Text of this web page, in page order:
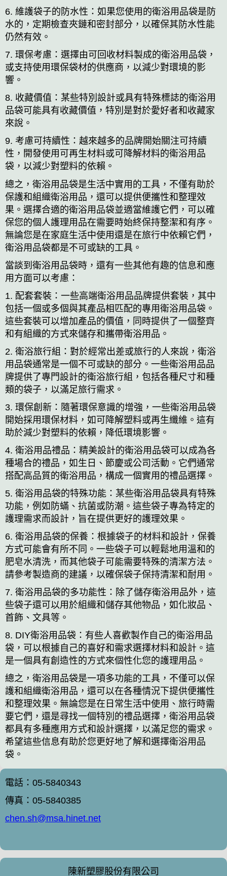
6. 維護袋子的防水性：如果您使用的衛浴用品袋是防
水的，定期檢查夾鏈和密封部分，以確保其防水性能
仍然有效。
7. 環保考慮：選擇由可回收材料製成的衛浴用品袋，
或支持使用環保袋材的供應商，以減少對環境的影
響。
8. 收藏價值：某些特別設計或具有特殊標誌的衛浴用
品袋可能具有收藏價值，特別是對於愛好者和收藏家
來說。
9. 考慮可持續性：越來越多的品牌開始關注可持續
性，開發使用可再生材料或可降解材料的衛浴用品
袋，以減少對塑料的依賴。
總之，衛浴用品袋是生活中實用的工具，不僅有助於
保護和組織衛浴用品，還可以提供便攜性和整理效
果。選擇合適的衛浴用品袋並適當維護它們，可以確
保您的個人護理用品在需要時始終保持整潔和有序。
無論您是在家庭生活中使用還是在旅行中依賴它們，
衛浴用品袋都是不可或缺的工具。
當談到衛浴用品袋時，還有一些其他有趣的信息和應
用方面可以考慮：
1. 配套套裝：一些高端衛浴用品品牌提供套裝，其中
包括一個或多個與其產品相匹配的專用衛浴用品袋。
這些套裝可以增加產品的價值，同時提供了一個整齊
和有組織的方式來儲存和攜帶衛浴用品。
2. 衛浴旅行組：對於經常出差或旅行的人來說，衛浴
用品袋通常是一個不可或缺的部分。一些衛浴用品品
牌提供了專門設計的衛浴旅行組，包括各種尺寸和種
類的袋子，以滿足旅行需求。
3. 環保創新：隨著環保意識的增強，一些衛浴用品袋
開始採用環保材料，如可降解塑料或再生纖維。這有
助於減少對塑料的依賴，降低環境影響。
4. 衛浴用品禮品：精美設計的衛浴用品袋可以成為各
種場合的禮品，如生日、節慶或公司活動。它們通常
搭配高品質的衛浴用品，構成一個實用的禮品選擇。
5. 衛浴用品袋的特殊功能：某些衛浴用品袋具有特殊
功能，例如防蟎、抗菌或防潮。這些袋子專為特定的
護理需求而設計，旨在提供更好的護理效果。
6. 衛浴用品袋的保養：根據袋子的材料和設計，保養
方式可能會有所不同。一些袋子可以輕鬆地用溫和的
肥皂水清洗，而其他袋子可能需要特殊的清潔方法。
請參考製造商的建議，以確保袋子保持清潔和耐用。
7. 衛浴用品袋的多功能性：除了儲存衛浴用品外，這
些袋子還可以用於組織和儲存其他物品，如化妝品、
首飾、文具等。
8. DIY衛浴用品袋：有些人喜歡製作自己的衛浴用品
袋，可以根據自己的喜好和需求選擇材料和設計。這
是一個具有創造性的方式來個性化您的護理用品。
總之，衛浴用品袋是一項多功能的工具，不僅可以保
護和組織衛浴用品，還可以在各種情況下提供便攜性
和整理效果。無論您是在日常生活中使用、旅行時需
要它們，還是尋找一個特別的禮品選擇，衛浴用品袋
都具有多種應用方式和設計選擇，以滿足您的需求。
希望這些信息有助於您更好地了解和選擇衛浴用品
袋。
電話：05-5840343
傳真：05-5840385
chen.sh@msa.hinet.net
陳新塑膠股份有限公司